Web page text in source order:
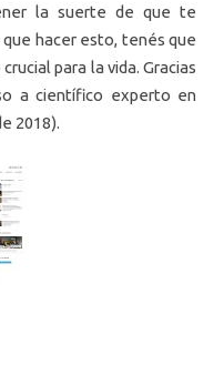
la suerte de que te
hacer esto, tenés que
para la vida. Gracias
a científico experto en
2018).